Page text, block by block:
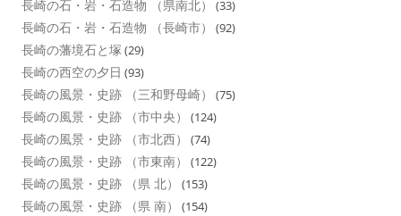
長崎の石・岩・石造物 （県南北） (33)
長崎の石・岩・石造物 （長崎市） (92)
長崎の藩境石と塚 (29)
長崎の西空の夕日 (93)
長崎の風景・史跡 （三和野母崎） (75)
長崎の風景・史跡 （市中央） (124)
長崎の風景・史跡 （市北西） (74)
長崎の風景・史跡 （市東南） (122)
長崎の風景・史跡 （県 北） (153)
長崎の風景・史跡 （県 南） (154)